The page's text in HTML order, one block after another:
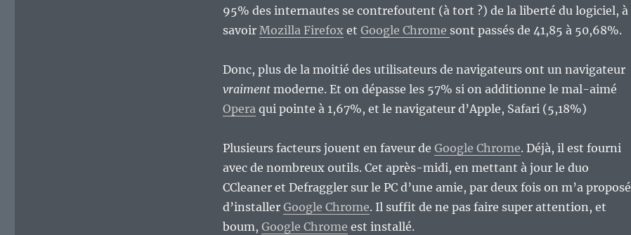
95% des internautes se contrefoutent (à tort ?) de la liberté du logiciel, à
savoir Mozilla Firefoxet Google Chrome sont passés de 41,85 à 50,68%.
Donc, plus de la moitié des utilisateurs de navigateurs ont un navigateur
vraimentmoderne. Et on dépasse les 57% si on additionne le mal-aimé
Operaqui pointe à 1,67%, et le navigateur d’Apple, Safari (5,18%)
Plusieurs facteurs jouent en faveur de Google Chrome. Déjà, il est fourni
avec de nombreux outils. Cet après-midi, en mettant à jour le duo
CCleaner et Defraggler sur le PC d’une amie, par deux fois on m’a proposé
d’installer Google Chrome. Il suffit de ne pas faire super attention, et
boum, Google Chrome est installé.